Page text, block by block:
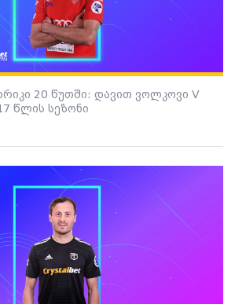
20 წუთში: დავით ვოლკოვი V
წლის სეზონი